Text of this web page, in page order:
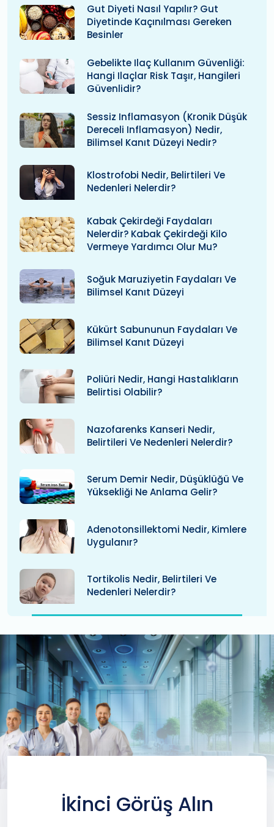
Gut Diyeti Nasıl Yapılır? Gut
Diyetinde Kaçınılması Gereken
Besinler
Gebelikte Ilaç Kullanım Güvenliği:
Hangi Ilaçlar Risk Taşır, Hangileri
Güvenlidir?
Sessiz Inflamasyon (kronik Düşük
Dereceli Inflamasyon) Nedir,
Bilimsel Kanıt Düzeyi Nedir?
Klostrofobi Nedir, Belirtileri Ve
Nedenleri Nelerdir?
Kabak Çekirdeği Faydaları
Nelerdir? Kabak Çekirdeği Kilo
Vermeye Yardımcı Olur Mu?
Soğuk Maruziyetin Faydaları Ve
Bilimsel Kanıt Düzeyi
Kükürt Sabununun Faydaları Ve
Bilimsel Kanıt Düzeyi
Poliüri Nedir, Hangi Hastalıkların
Belirtisi Olabilir?
Nazofarenks Kanseri Nedir,
Belirtileri Ve Nedenleri Nelerdir?
Serum Demir Nedir, Düşüklüğü Ve
Yüksekliği Ne Anlama Gelir?
Adenotonsillektomi Nedir, Kimlere
Uygulanır?
Tortikolis Nedir, Belirtileri Ve
Nedenleri Nelerdir?
İkinci Görüş Alın